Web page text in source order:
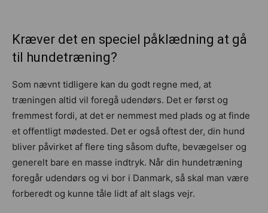
Kræver det en speciel påklædning at gå
til hundetræning?
Som nævnt tidligere kan du godt regne med, at
træningen altid vil foregå udendørs. Det er først og
fremmest fordi, at det er nemmest med plads og at finde
et offentligt mødested. Det er også oftest der, din hund
bliver påvirket af flere ting såsom dufte, bevægelser og
generelt bare en masse indtryk. Når din hundetræning
foregår udendørs og vi bor i Danmark, så skal man være
forberedt og kunne tåle lidt af alt slags vejr.